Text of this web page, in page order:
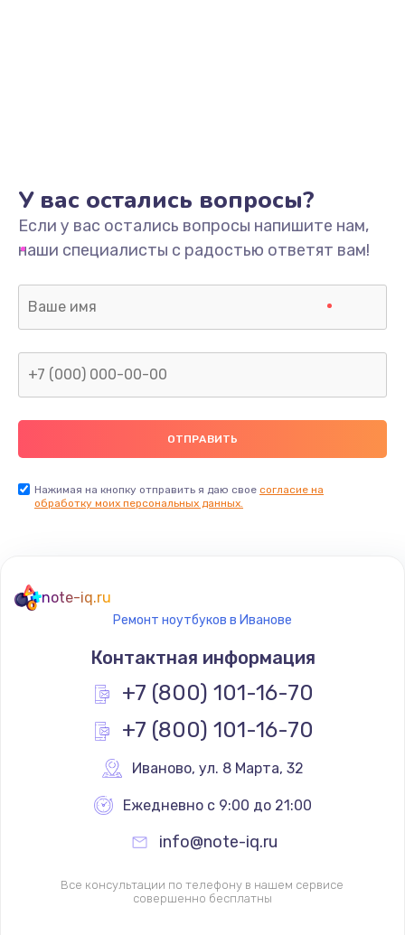
У вас остались вопросы?
Если у вас остались вопросы напишите нам,
наши специалисты с радостью ответят вам!
Нажимая на кнопку отправить я даю свое согласие на
обработку моих персональных данных.
note-iq.ru
Ремонт ноутбуков в Иванове
Контактная информация
+7 (800) 101-16-70
+7 (800) 101-16-70
Иваново, ул. 8 Марта, 32
Ежедневно с 9:00 до 21:00
info@note-iq.ru
Все консультации по телефону в нашем сервисе
совершенно бесплатны